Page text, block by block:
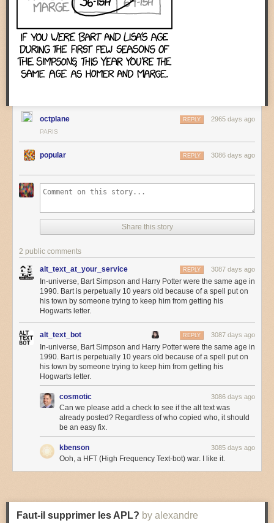
They were huge files, even by today’s standards. One of the
photos on top resolution DSLRs only being in the region of
10MB you can see how big these images are. One engineer
said you could blow the images up to the size of a billboard
without losing any quality. When the initial NASA engineers
printed off these images, they had to hang them in a church
when printed out was 1.58m by 0.4m.
You can view a collection of some of the images here.
Tags: Moon NASA
octplane 2965 days ago
REPLY
PARIS
popular 3086 days ago
REPLY
Share this story
2 public comments
alt_text_at_your_service 3087 days ago
REPLY
In-universe, Bart Simpson and Harry Potter were the same age in
1990. Bart is perpetually 10 years old because of a spell put on
his town by someone trying to keep him from getting his
Hogwarts letter.
alt_text_bot 3087 days ago
REPLY
In-universe, Bart Simpson and Harry Potter were the same age in
1990. Bart is perpetually 10 years old because of a spell put on
his town by someone trying to keep him from getting his
Hogwarts letter.
cosmotic 3086 days ago
Can we please add a check to see if the alt text was
already posted? Regardless of who copied who, it should
be an easy fix.
kbenson 3085 days ago
Ooh, a HFT (High Frequency Text-bot) war. I like it.
Faut-il supprimer les APL? by alexandre